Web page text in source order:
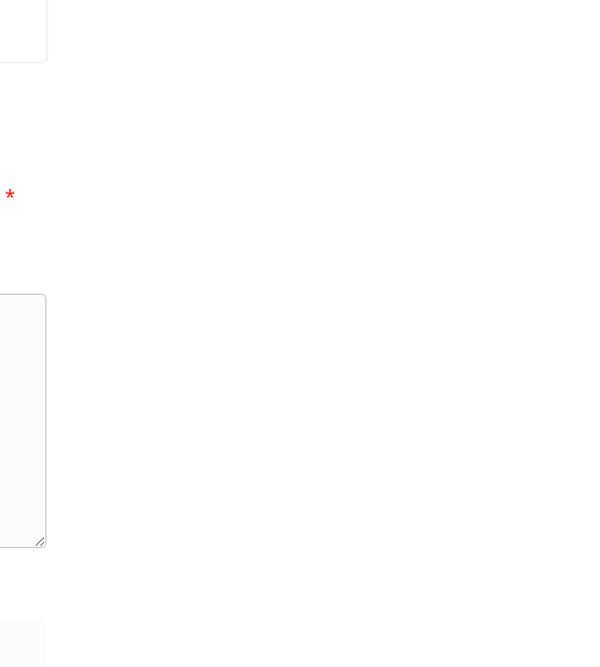
*